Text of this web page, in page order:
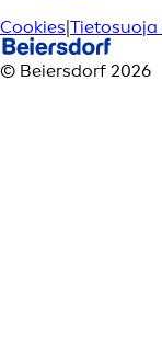
Cookies|
© Beiersdorf 2026